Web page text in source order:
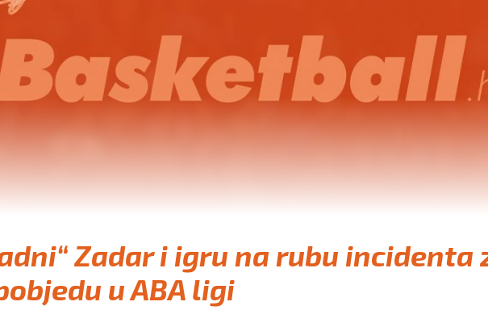
Zadar i igru na rubu incidenta
u ABA ligi